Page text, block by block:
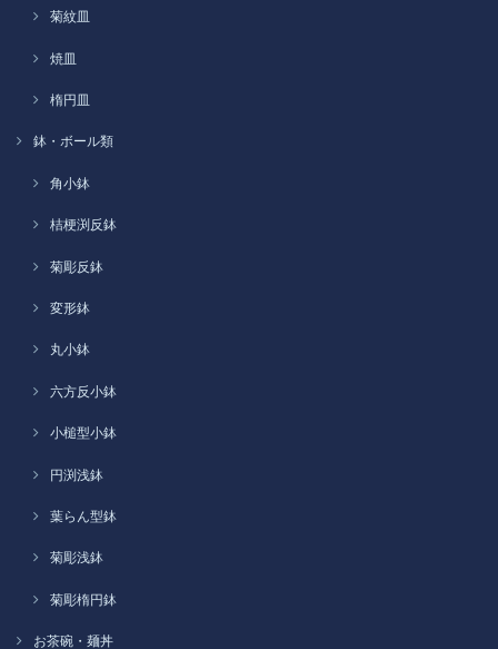
菊紋皿
焼皿
楕円皿
鉢・ボール類
角小鉢
桔梗渕反鉢
菊彫反鉢
変形鉢
丸小鉢
六方反小鉢
小槌型小鉢
円渕浅鉢
葉らん型鉢
菊彫浅鉢
菊彫楕円鉢
お茶碗・麺丼